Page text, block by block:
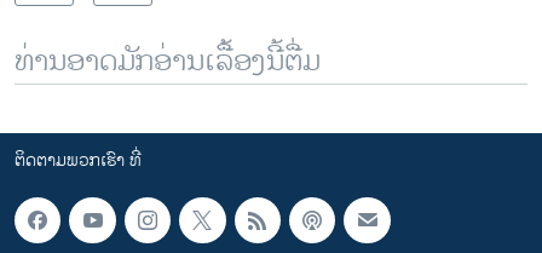
ທ່ານອາດມັກອ່ານເລື້ອງນີ້ຕື່ມ
ຕິດຕາມພວກເຮົາ ທີ່